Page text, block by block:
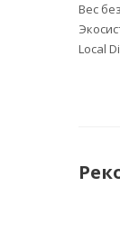
Вес
Local